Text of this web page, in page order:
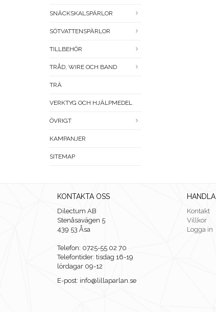
SNÄCKSKALSPÄRLOR
SÖTVATTENSPÄRLOR
TILLBEHÖR
TRÅD, WIRE OCH BAND
TRÄ
VERKTYG OCH HJÄLPMEDEL
ÖVRIGT
KAMPANJER
SITEMAP
KONTAKTA OSS
Dilectum AB
Stenåsavägen 5
439 53 Åsa
Telefon: 0725-55 02 70
Telefontider: tisdag 16-19
lördagar 09-12
E-post: info@lillaparlan.se
HANDLA
Kontakt
Villkor
Logga in